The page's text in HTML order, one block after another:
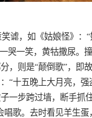
谑，如《姑娘怪》：
哭一笑，黄牯撒尿。
，则是“颠倒歌”，即
“十五晚上大月亮，
一步跨过墙，断手抓
歌。去时看见羊生